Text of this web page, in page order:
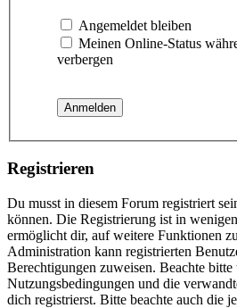
Angemeldet bleiben
Meinen Online-Status
verbergen
Registrieren
Du musst in diesem Forum registriert
können. Die Registrierung ist in
ermöglicht dir, auf weitere Funktionen
Administration kann registrierten
Berechtigungen zuweisen. Beachte bitte
Nutzungsbedingungen und die
dich registrierst. Bitte beachte auch die